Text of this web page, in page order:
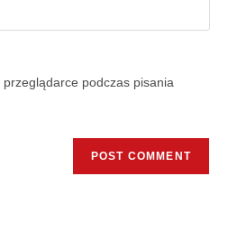
podczas pisania